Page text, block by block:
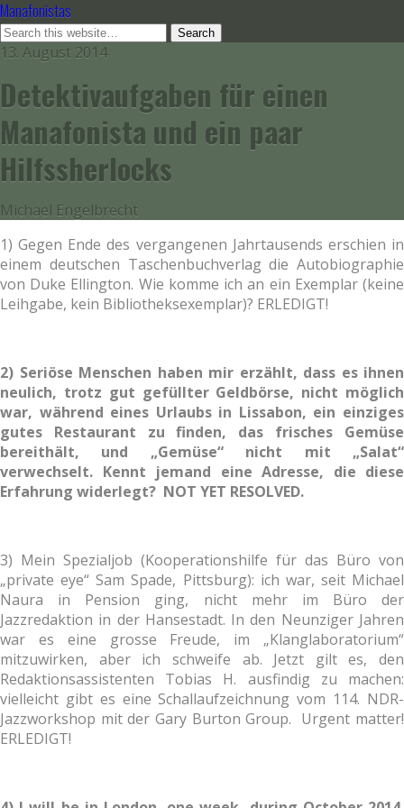
Manafonistas
13. August 2014
Detektivaufgaben für einen
Manafonista und ein paar
Hilfssherlocks
Michael Engelbrecht
1) Gegen Ende des vergangenen Jahrtausends erschien in
einem deutschen Taschenbuchverlag die Autobiographie
von Duke Ellington. Wie komme ich an ein Exemplar (keine
Leihgabe, kein Bibliotheksexemplar)? ERLEDIGT!
2) Seriöse Menschen haben mir erzählt, dass es ihnen
neulich, trotz gut gefüllter Geldbörse, nicht möglich
war, während eines Urlaubs in Lissabon, ein einziges
gutes Restaurant zu finden, das frisches Gemüse
bereithält, und „Gemüse“ nicht mit „Salat“
verwechselt. Kennt jemand eine Adresse, die diese
Erfahrung widerlegt? NOT YET RESOLVED.
3) Mein Spezialjob (Kooperationshilfe für das Büro von
„private eye“ Sam Spade, Pittsburg): ich war, seit Michael
Naura in Pension ging, nicht mehr im Büro der
Jazzredaktion in der Hansestadt. In den Neunziger Jahren
war es eine grosse Freude, im „Klanglaboratorium“
mitzuwirken, aber ich schweife ab. Jetzt gilt es, den
Redaktionsassistenten Tobias H. ausfindig zu machen:
vielleicht gibt es eine Schallaufzeichnung vom 114. NDR-
Jazzworkshop mit der Gary Burton Group. Urgent matter!
ERLEDIGT!